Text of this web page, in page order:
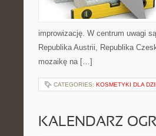
improwizację. W centrum uwagi
Republika Austrii, Republika
mozaikę na […]
CATEGORIES: KOSMETYKI DLA
KALENDARZ